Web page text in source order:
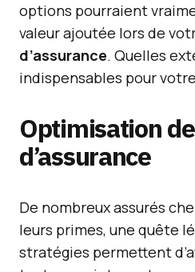
options pourraient
valeur ajoutée lors de
d’assurance. Quelles
indispensables pour
Optimisation
d’assurance
De nombreux assurés
leurs primes, une quête
stratégies permettent